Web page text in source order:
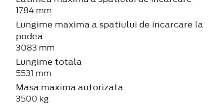
1784 mm
Lungime maxima a spatiului de incarcare la
podea
3083 mm
Lungime totala
5531 mm
Masa maxima autorizata
3500 kg